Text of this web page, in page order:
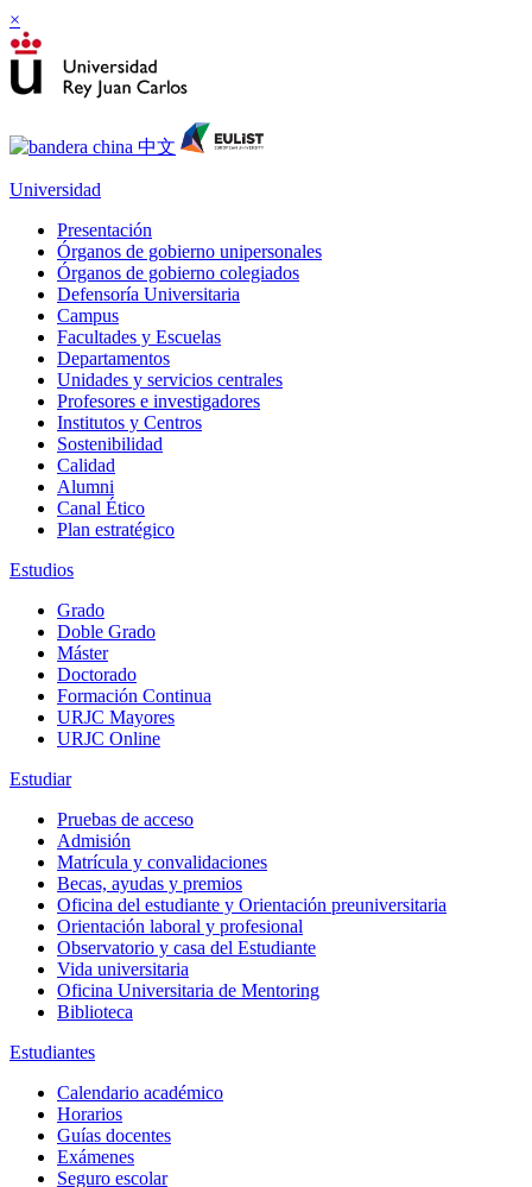
×
Universidad
Presentación
Órganos de gobierno unipersonales
Órganos de gobierno colegiados
Defensoría Universitaria
Campus
Facultades y Escuelas
Departamentos
Unidades y servicios centrales
Profesores e investigadores
Institutos y Centros
Sostenibilidad
Calidad
Alumni
Canal Ético
Plan estratégico
Estudios
Grado
Doble Grado
Máster
Doctorado
Formación Continua
URJC Mayores
URJC Online
Estudiar
Pruebas de acceso
Admisión
Matrícula y convalidaciones
Becas, ayudas y premios
Oficina del estudiante y Orientación preuniversitaria
Orientación laboral y profesional
Observatorio y casa del Estudiante
Vida universitaria
Oficina Universitaria de Mentoring
Biblioteca
Estudiantes
Calendario académico
Horarios
Guías docentes
Exámenes
Seguro escolar